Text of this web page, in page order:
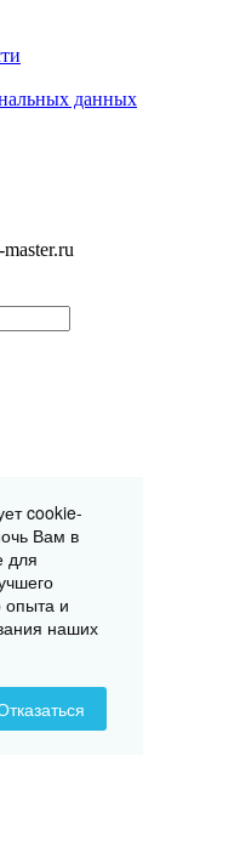
данных
cookie-
Вам в
для
опыта и
наших